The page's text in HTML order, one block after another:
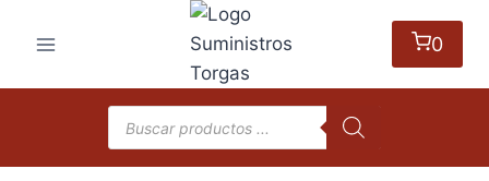
0
Búsqueda
de
productos